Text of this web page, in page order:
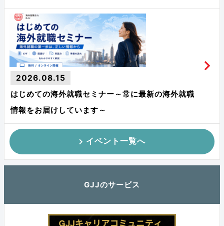
2026.08.15
はじめての海外就職セミナー～常に最新の海外就職
情報をお届けしています～
イベント一覧へ
GJJのサービス